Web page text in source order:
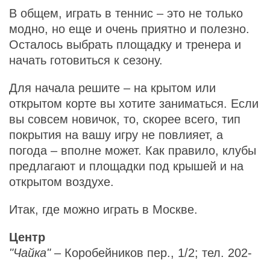
В общем, играть в теннис – это не только
модно, но еще и очень приятно и полезно.
Осталось выбрать площадку и тренера и
начать готовиться к сезону.
Для начала решите – на крытом или
открытом корте вы хотите заниматься. Если
вы совсем новичок, то, скорее всего, тип
покрытия на вашу игру не повлияет, а
погода – вполне может. Как правило, клубы
предлагают и площадки под крышей и на
открытом воздухе.
Итак, где можно играть в Москве.
Центр
"Чайка"– Коробейников пер., 1/2; тел. 202-